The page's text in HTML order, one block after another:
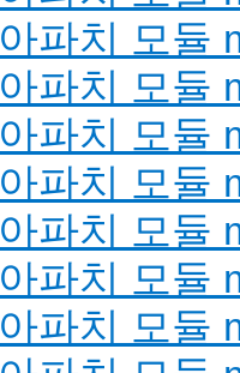
아파치 모듈
아파치 모듈
아파치 모듈
아파치 모듈
아파치 모듈
아파치 모듈
아파치 모듈